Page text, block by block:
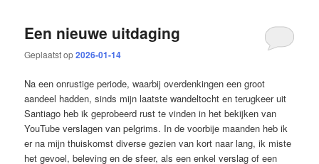
Een nieuwe uitdaging
Geplaatst op2026-01-14
Na een onrustige periode, waarbij overdenkingen een groot
aandeel hadden, sinds mijn laatste wandeltocht en terugkeer uit
Santiago heb ik geprobeerd rust te vinden in het bekijken van
YouTube verslagen van pelgrims. In de voorbije maanden heb ik
er na mijn thuiskomst diverse gezien van kort naar lang, ik miste
het gevoel, beleving en de sfeer, als een enkel verslag of een